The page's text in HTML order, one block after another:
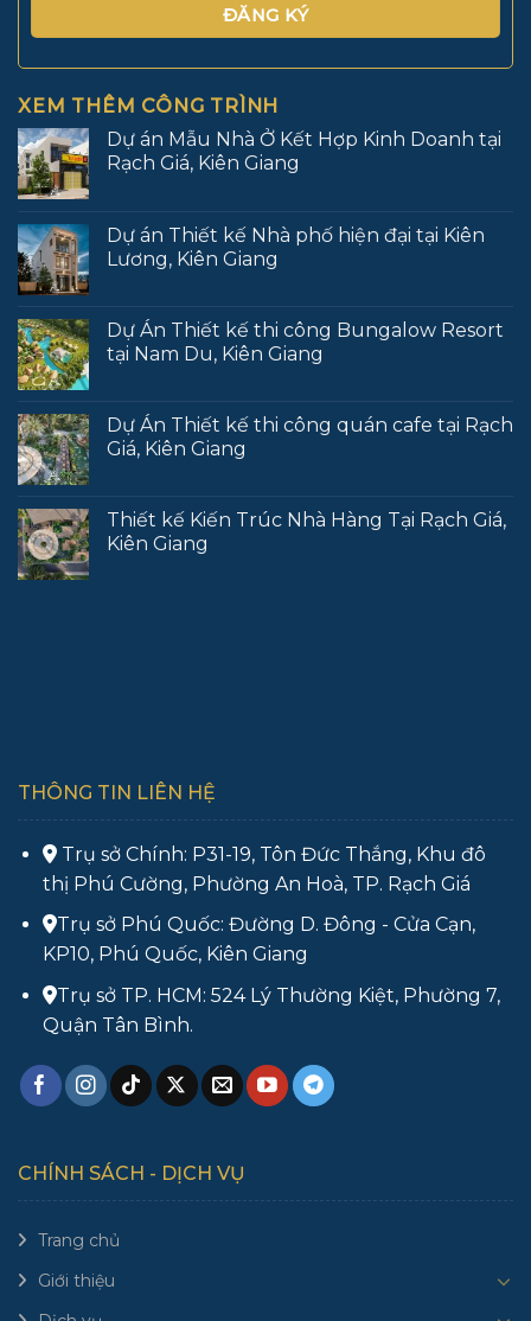
XEM THÊM CÔNG TRÌNH
Dự án Mẫu Nhà Ở Kết Hợp Kinh Doanh tại
Rạch Giá, Kiên Giang
Dự án Thiết kế Nhà phố hiện đại tại Kiên
Lương, Kiên Giang
Dự Án Thiết kế thi công Bungalow Resort
tại Nam Du, Kiên Giang
Dự Án Thiết kế thi công quán cafe tại Rạch
Giá, Kiên Giang
Thiết kế Kiến Trúc Nhà Hàng Tại Rạch Giá,
Kiên Giang
THÔNG TIN LIÊN HỆ
Trụ sở Chính: P31-19, Tôn Đức Thắng, Khu đô
thị Phú Cường, Phường An Hoà, TP. Rạch Giá
Trụ sở Phú Quốc: Đường D. Đông - Cửa Cạn,
KP10, Phú Quốc, Kiên Giang
Trụ sở TP. HCM: 524 Lý Thường Kiệt, Phường 7,
Quận Tân Bình.
CHÍNH SÁCH - DỊCH VỤ
Trang chủ
Giới thiệu